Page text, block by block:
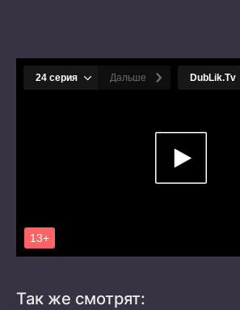
Так же смотрят: